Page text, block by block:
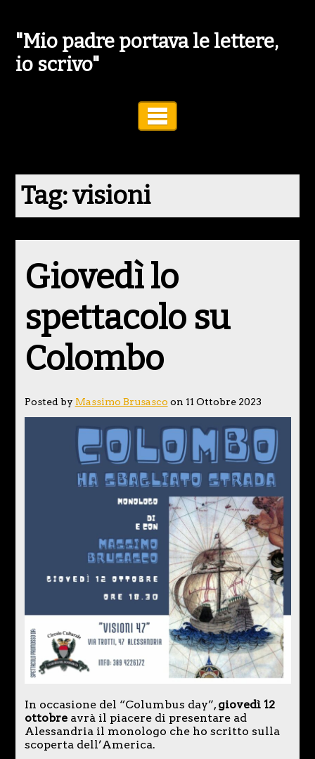
"Mio padre portava le lettere,
io scrivo"
Tag:visioni
Giovedì lo
spettacolo su
Colombo
Posted by Massimo Brusasco on 11 Ottobre 2023
In occasione del “Columbus day”,giovedì 12
ottobreavrà il piacere di presentare ad
Alessandria il monologo che ho scritto sulla
scoperta dell’America.